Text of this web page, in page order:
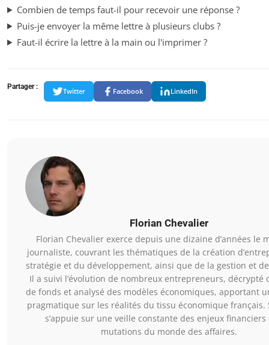
Combien de temps faut-il pour recevoir une réponse ?
Puis-je envoyer la même lettre à plusieurs clubs ?
Faut-il écrire la lettre à la main ou l'imprimer ?
Partager :
Twitter Facebook LinkedIn
Florian Chevalier
Florian Chevalier exerce depuis une dizaine d’années le
journaliste, couvrant les thématiques de la création
stratégie et du développement, ainsi que de la gestion et
Il a suivi l’évolution de nombreux entrepreneurs, décrypté
de fonds et analysé des modèles économiques, apportant
pragmatique sur les réalités du tissu économique français.
s’appuie sur une veille constante des enjeux financiers
mutations du monde des affaires.